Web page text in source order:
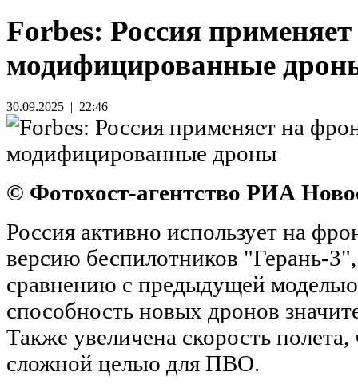
Forbes: Россия
модифицированные
30.09.2025 | 22:46
© Фотохост-агентство РИА
Россия активно использует на
версию беспилотников "Герань-
сравнению с предыдущей
способность новых дронов
Также увеличена скорость полета,
сложной целью для ПВО.